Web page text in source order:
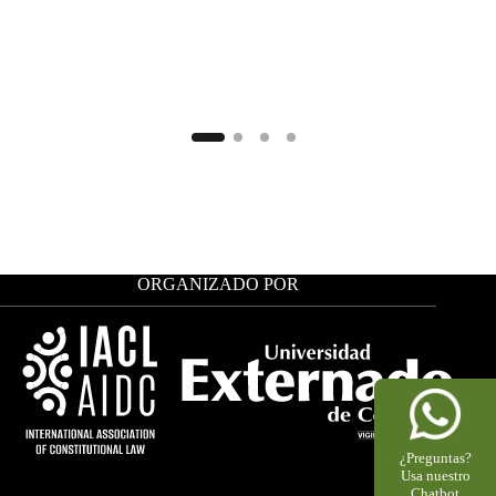
ORGANIZADO POR
¿Preguntas?
Usa nuestro